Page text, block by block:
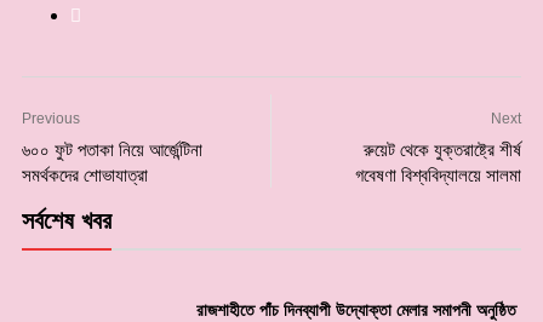
Previous
৬০০ ফুট পতাকা নিয়ে আর্জেন্টিনা
সমর্থকদের শোভাযাত্রা
Next
রুয়েট থেকে যুক্তরাষ্ট্রে শীর্ষ
গবেষণা বিশ্ববিদ্যালয়ে সালমা
সর্বশেষ খবর
রাজশাহীতে পাঁচ দিনব্যাপী উদ্যোক্তা মেলার সমাপনী অনুষ্ঠিত